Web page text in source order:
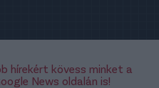
hírekért kövess minket a
News oldalán is!